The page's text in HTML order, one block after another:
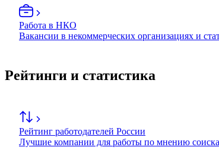
Работа в НКО
Вакансии в некоммерческих организациях и
Рейтинги и статистика
Рейтинг работодателей России
Лучшие компании для работы по мнению